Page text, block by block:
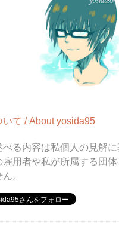
いて / About yosida95
べる内容は私個人の見解
雇用者や私が所属する団
。